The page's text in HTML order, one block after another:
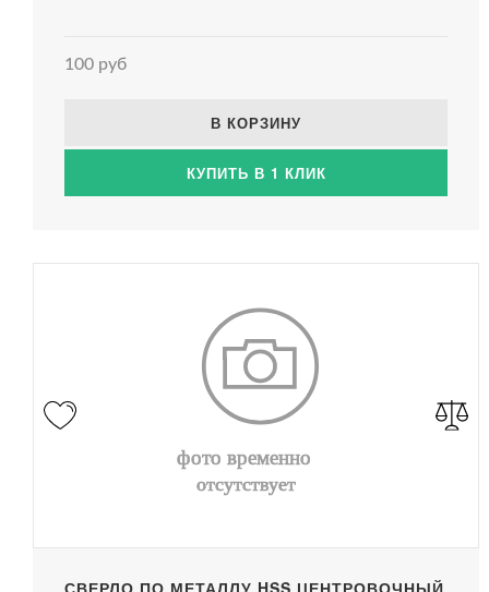
100 руб
В КОРЗИНУ
КУПИТЬ В 1 КЛИК
СВЕРЛО ПО МЕТАЛЛУ HSS ЦЕНТРОВОЧНЫЙ